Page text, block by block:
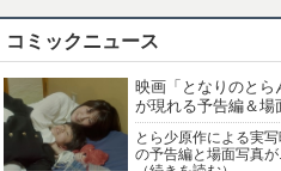
1968年
コミックニュース
映画「となりのとら
が現れる予告編＆場
とら少原作による実
の予告編と場面写真が